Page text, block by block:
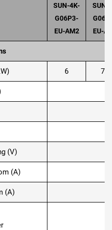
SUN-4K-
G06P3-
EU-AM2
SUN-
EU-
6 7.5
(V)
(A)
(A)